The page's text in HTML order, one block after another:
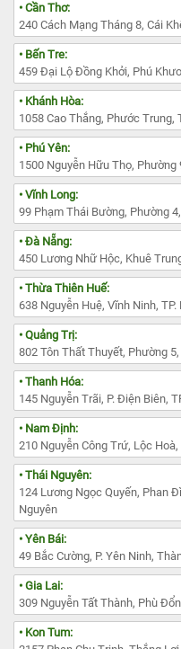
• Cần Thơ:
240 Cách Mạng Tháng 8, Cái
• Bến Tre:
459 Đại Lộ Đồng Khởi, Phú
• Khánh Hòa:
1058 Cao Thắng, Phước Trung,
• Phú Yên:
1500 Nguyễn Hữu Thọ, Phường
• Vĩnh Long:
99 Phạm Thái Bường, Phường
• Đà Nẵng:
450 Lương Nhữ Hộc, Khuê
• Thừa Thiên Huế:
638 Nguyễn Huệ, Vĩnh Ninh,
• Quảng Trị:
802 Tôn Thất Thuyết, Phường
• Thanh Hóa:
145 Nguyễn Trãi, P. Điện Biên,
• Nam Định:
210 Nguyễn Công Trứ, Lộc
• Thái Nguyên:
124 Lương Ngọc Quyến, Phan
Nguyên
• Yên Bái:
49 Bắc Cường, P. Yên Ninh,
• Gia Lai:
309 Nguyễn Tất Thành, Phù
• Kon Tum: